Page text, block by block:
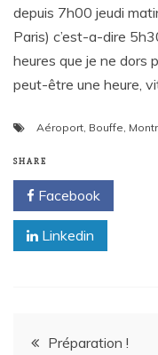
depuis 7h00 jeudi
Paris) c’est-a-dire
heures que je ne dors
peut-être une heure,
Aéroport, Bouffe,
SHARE
Facebook
Linkedin
Navigation
Préparation !